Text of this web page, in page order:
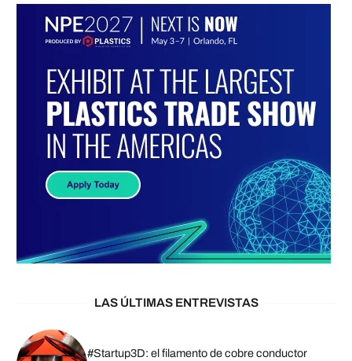
LAS ÚLTIMAS ENTREVISTAS
#Startup3D: el filamento de cobre conductor